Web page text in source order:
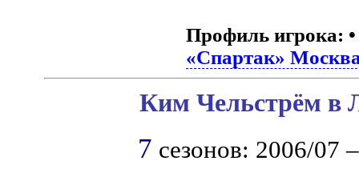
Профиль игрока:
«Спартак»
Ким Чельстрём в
7 сезонов: 2006/07